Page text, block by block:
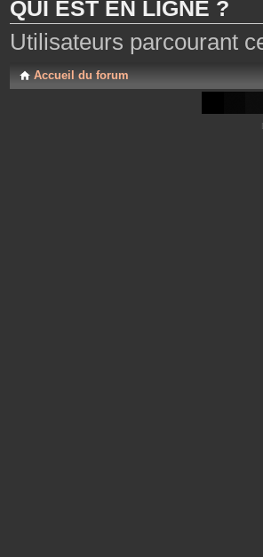
QUI EST EN LIGNE ?
Utilisateurs parcourant
Accueil du forum